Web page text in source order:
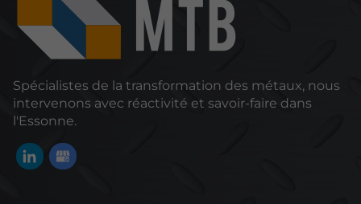
Spécialistes de la transformation des métaux, nous
intervenons avec réactivité et savoir-faire dans
l'Essonne.